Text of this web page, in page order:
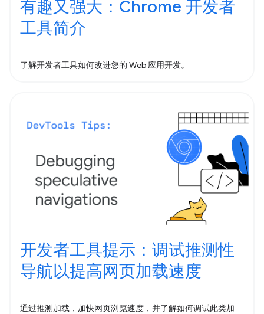
有趣又强大：Chrome 开发者
工具简介
了解开发者工具如何改进您的 Web 应用开发。
开发者工具提示：调试推测性
导航以提高网页加载速度
通过推测加载，加快网页浏览速度，并了解如何调试此类加